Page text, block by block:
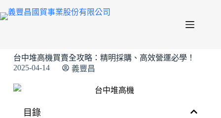
台中堆高機買賣全攻略：精明採購、高效營運必學！
2025-04-14
義豐昌
目錄